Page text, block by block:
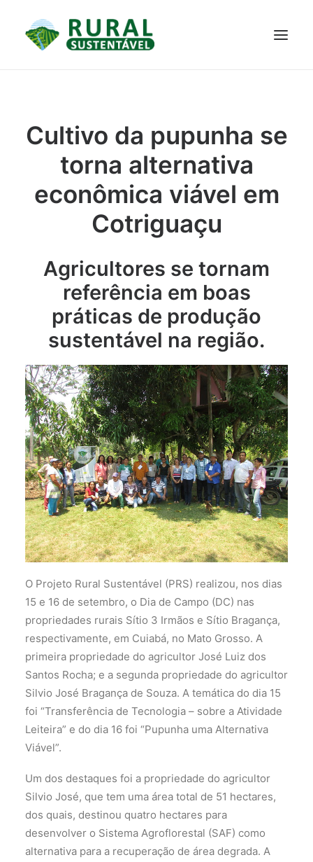
NOTÍCIAS
JANELA DO CONHECIMENTO
RESULTADOS ALCANÇADOS
Cultivo da pupunha se
torna alternativa
econômica viável em
Cotriguaçu
Agricultores se tornam
referência em boas
práticas de produção
sustentável na região.
O Projeto Rural Sustentável (PRS) realizou, nos dias
15 e 16 de setembro, o Dia de Campo (DC) nas
propriedades rurais Sítio 3 Irmãos e Sítio Bragança,
respectivamente, em Cuiabá, no Mato Grosso. A
primeira propriedade do agricultor José Luiz dos
Santos Rocha; e a segunda propriedade do agricultor
Silvio José Bragança de Souza. A temática do dia 15
foi “Transferência de Tecnologia – sobre a Atividade
Leiteira” e do dia 16 foi “Pupunha uma Alternativa
Viável”.
Um dos destaques foi a propriedade do agricultor
Silvio José, que tem uma área total de 51 hectares,
dos quais, destinou quatro hectares para
desenvolver o Sistema Agroflorestal (SAF) como
alternativa para a recuperação de área degrada. A